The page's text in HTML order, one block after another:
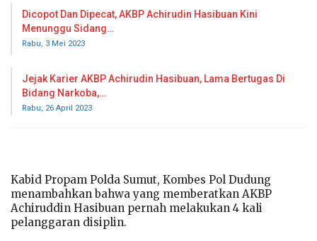
Dicopot Dan Dipecat, AKBP Achirudin Hasibuan Kini
Menunggu Sidang…
Rabu, 3 Mei 2023
Jejak Karier AKBP Achirudin Hasibuan, Lama Bertugas Di
Bidang Narkoba,…
Rabu, 26 April 2023
Kabid Propam Polda Sumut, Kombes Pol Dudung
menambahkan bahwa yang memberatkan AKBP
Achiruddin Hasibuan pernah melakukan 4 kali
pelanggaran disiplin.